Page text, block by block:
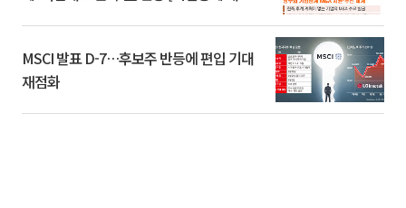
MSCI 발표 D-7…후보주 반등에 편입 기대
재점화